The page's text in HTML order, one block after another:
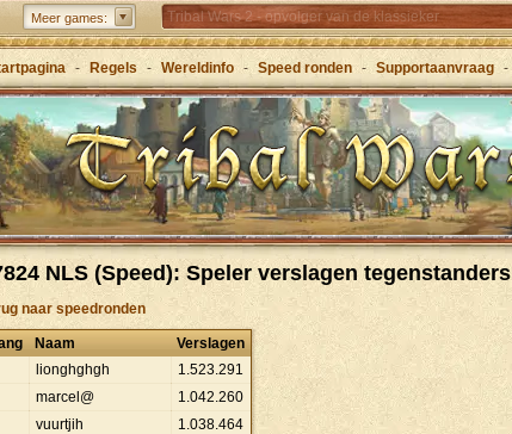
Meer games: Tribal Wars 2 - opvolger van de klassieker
Forge of Empires – Strategisch door de eeuwen
heen
Grepolis – Sticht je rijk in het oude Griekenland
- Regels - Wereldinfo - Speed ronden - Supportaanvraag -
NLS (Speed): Speler verslagen tegenstanders
naar speedronden
Naam
Verslagen
lionghghgh 1.523.291
marcel@ 1.042.260
vuurtjih 1.038.464